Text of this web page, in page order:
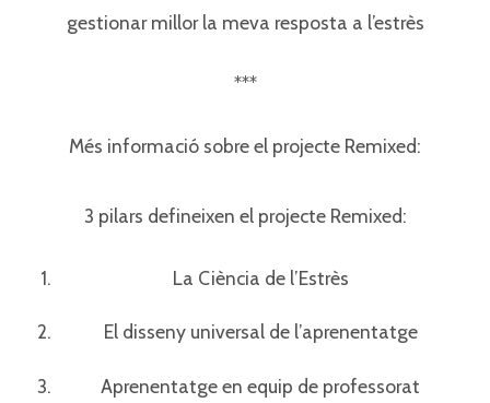
gestionar millor la meva resposta a l’estrès⁣⁣
***
Més informació sobre el projecte Remixed:⁣⁣
3 pilars defineixen el projecte Remixed:⁣⁣
La Ciència de l’Estrès⁣⁣
El disseny universal de l’aprenentatge⁣⁣
Aprenentatge en equip de professorat⁣⁣